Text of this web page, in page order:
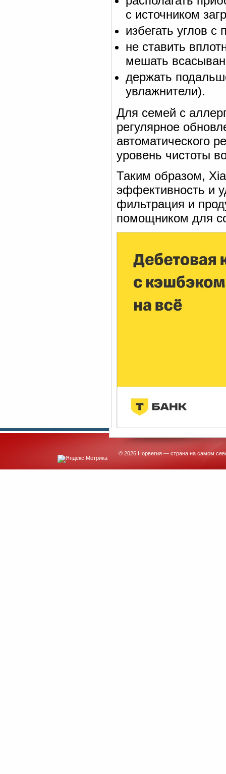
с источником
избегать углов с
не ставить
мешать
держать
увлажнители).
Для семей с
регулярное
автоматического
уровень чистоты
Таким образом,
эффективность и
фильтрация и
помощником для
© 2026 Норвегия — страна на самом